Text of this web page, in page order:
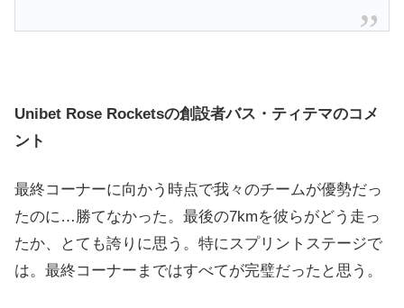
Unibet Rose Rocketsの創設者バス・ティテマのコメ
ント
最終コーナーに向かう時点で我々のチームが優勢だっ
たのに…勝てなかった。最後の7kmを彼らがどう走っ
たか、とても誇りに思う。特にスプリントステージで
は。最終コーナーまではすべてが完璧だったと思う。